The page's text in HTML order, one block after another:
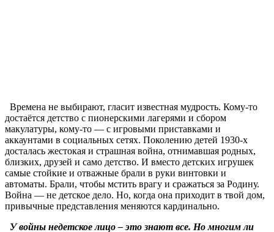
Времена не выбирают, гласит известная мудрость. Кому-то
достаётся детство с пионерскими лагерями и сбором
макулатуры, кому-то — с игровыми приставками и
аккаунтами в социальных сетях. Поколению детей 1930-х
досталась жестокая и страшная война, отнимавшая родных,
близких, друзей и само детство. И вместо детских игрушек
самые стойкие и отважные брали в руки винтовки и
автоматы. Брали, чтобы мстить врагу и сражаться за Родину.
Война — не детское дело. Но, когда она приходит в твой дом,
привычные представления меняются кардинально.
У войны недетское лицо – это знают все. Но многим ли